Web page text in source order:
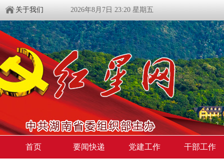
关于我们 2026年8月7日 23:20 星期五
首页 要闻快递 党建工作 干部工作